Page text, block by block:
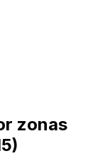
zonas
)